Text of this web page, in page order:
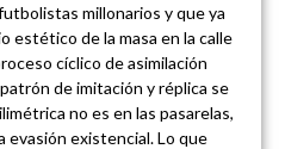
millonarios y que ya
estético de la masa en la calle
cíclico de asimilación
de imitación y réplica se
no es en las pasarelas,
evasión existencial. Lo que